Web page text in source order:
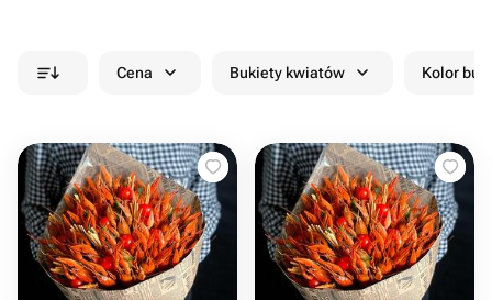
Cena Bukiety kwiatów Kolor